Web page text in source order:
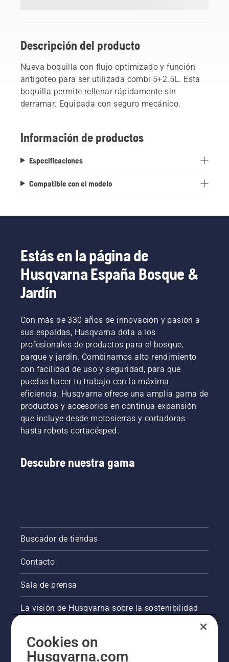
Descripción del producto
Nueva boquilla con flujo optimizado y función
antigoteo para ser utilizada combi 5+2.5L. Esta
boquilla permite rellenar rápidamente sin
derramar. Equipada con seguro mecánico.
Información de productos
Especificaciones
Compatible con el modelo
Estás en la página de
Husqvarna España Bosque &
Jardín
Con más de 330 años de innovación y pasión a
sus espaldas, Husqvarna dota a los
profesionales de productos para el bosque,
parque y jardín. Combinamos alto rendimiento
con facilidad de uso y seguridad, para que
puedas hacer tu trabajo con la máxima
eficiencia. Husqvarna ofrece una amplia gama de
productos y accesorios en continua expansión
que incluye desde motosierras y cortadoras
hasta robots cortacésped.
Descubre nuestra gama
Buscador de tiendas
Contacto
Sala de prensa
La visión de Husqvarna sobre la sostenibilidad
Otros sitios de Husqvarna
Cookies on
Husqvarna.com